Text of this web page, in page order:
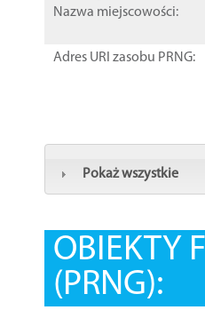
Nazwa miejscowości:
Adres URI zasobu PRNG:
Pokaż wszystkie
OBIEKTY
(PRNG):